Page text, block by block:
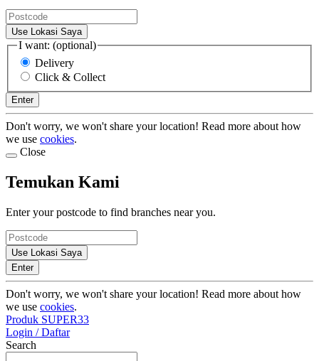
Use Lokasi Saya
I want: (optional)
Delivery
Click & Collect
Enter
Don't worry, we won't share your location! Read more about how
we use cookies.
Close
Temukan Kami
Enter your postcode to find branches near you.
Use Lokasi Saya
Enter
Don't worry, we won't share your location! Read more about how
we use cookies.
Produk SUPER33
Login / Daftar
Search